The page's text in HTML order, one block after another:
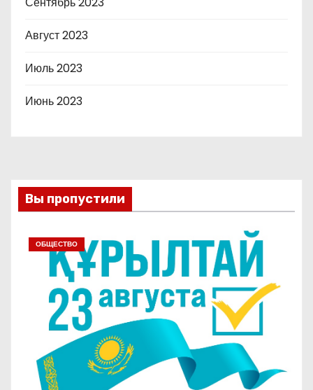
Август 2023
Июль 2023
Июнь 2023
Вы пропустили
ОБЩЕСТВО